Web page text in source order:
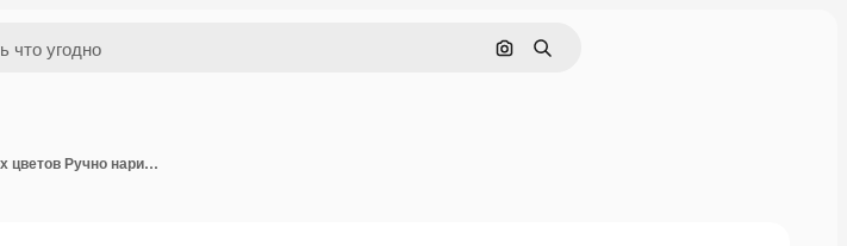
Поиск по изображению
Поиск
Коллекция ботанических элементов Набор векторных цветов Ручно нарисованные художественные цветы